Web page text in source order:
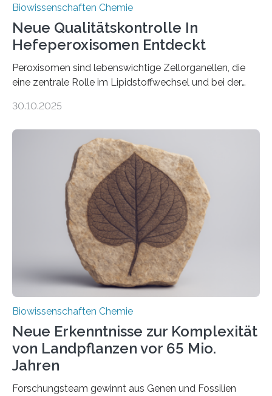
Biowissenschaften Chemie
Neue Qualitätskontrolle In
Hefeperoxisomen Entdeckt
Peroxisomen sind lebenswichtige Zellorganellen, die
eine zentrale Rolle im Lipidstoffwechsel und bei der
erfüllen können, müssen zahlreiche Enzyme präzise in
der Ruhr-Universität Bochum um Prof. Dr. Ralf Erdmann
und Dr. Ismaila Francis Yusuf hat nun einen bislang
unbekannten Qualitätskontrollmechanismus des
peroxisomalen Proteintransports in der Bäckerhefe
Saccharomyces cerevisiae entdeckt, der für die
Funktionsfähigkeit der Organellen entscheidend ist. Die
Studie wurde am 28. Oktober 2025 in der
Fachzeitschrift…
30.10.2025
Biowissenschaften Chemie
Neue Erkenntnisse zur Komplexität
von Landpflanzen vor 65 Mio.
Jahren
Forschungsteam gewinnt aus Genen und Fossilien